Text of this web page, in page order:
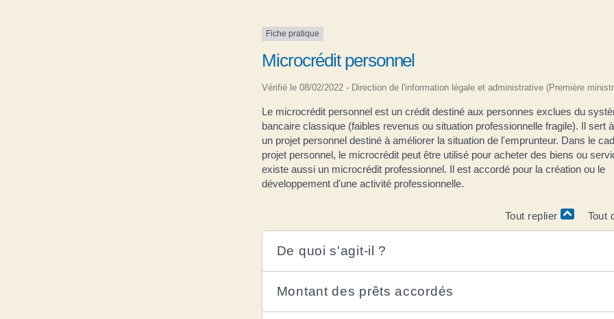
Fiche pratique
Microcrédit personnel
Vérifié le 08/02/2022 - Direction de l'information légale et administrative (Première
Le microcrédit personnel est un crédit destiné aux personnes exclues du
bancaire classique (faibles revenus ou situation professionnelle fragile). Il sert
un projet personnel destiné à améliorer la situation de l'emprunteur. Dans le
projet personnel, le microcrédit peut être utilisé pour acheter des biens ou
existe aussi un microcrédit professionnel. Il est accordé pour la création ou le
développement d'une activité professionnelle.
Tout replier Tout
De quoi s'agit-il ?
Montant des prêts accordés